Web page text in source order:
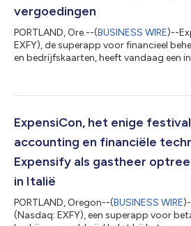
vergoedingen
PORTLAND, Ore.--(BUSINESS WIRE)--
EXFY), de superapp voor financieel
en bedrijfskaarten, heeft vandaag een
importeren van bedrijfskaarten van
euro's, internationale vergoedingen in
toegang tot de Expensify Ca...
ExpensiCon, het enige
accounting en financiële
Expensify als gastheer
in Italië
PORTLAND, Oregon--(BUSINESS WIRE
(Nasdaq: EXFY), een superapp voor